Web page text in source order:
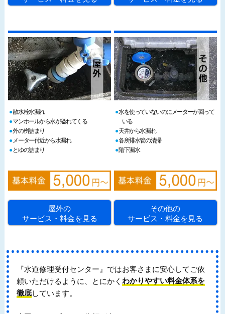
散水栓水漏れ
マンホールから水が溢れてくる
外の桝詰まり
メーター付近から水漏れ
とゆの詰まり
屋外の
サービス・料金を見る
水を使っていないのにメーターが回って
いる
天井から水漏れ
各所排水管の清掃
階下漏水
その他の
サービス・料金を見る
『水道修理受付センター』ではお客さまに安心してご依
頼いただけるように、とにかく わかりやすい料金体系を
徹底しています。